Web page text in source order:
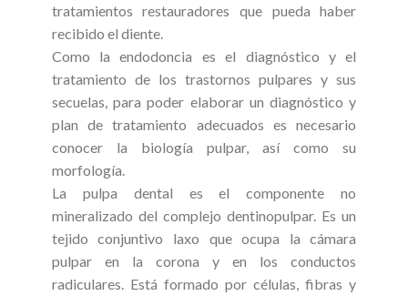
tratamientos restauradores que pueda haber
recibido el diente.
Como la endodoncia es el diagnóstico y el
tratamiento de los trastornos pulpares y sus
secuelas, para poder elaborar un diagnóstico y
plan de tratamiento adecuados es necesario
conocer la biología pulpar, así como su
morfología.
La pulpa dental es el componente no
mineralizado del complejo dentinopulpar. Es un
tejido conjuntivo laxo que ocupa la cámara
pulpar en la corona y en los conductos
radiculares. Está formado por células, fibras y